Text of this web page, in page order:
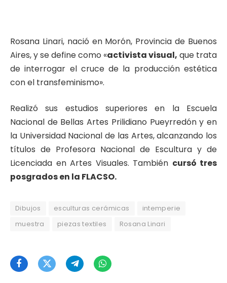
Rosana Linari, nació en Morón, Provincia de Buenos
Aires, y se define como «activista visual, que trata
de interrogar el cruce de la producción estética
con el transfeminismo».
Realizó sus estudios superiores en la Escuela
Nacional de Bellas Artes Prilidiano Pueyrredón y en
la Universidad Nacional de las Artes, alcanzando los
títulos de Profesora Nacional de Escultura y de
Licenciada en Artes Visuales. También cursó tres
posgrados en la FLACSO.
Dibujos esculturas cerámicas
intemperie
muestra
piezas textiles Rosana Linari
FacebookTwitterTelegramWhatsApp